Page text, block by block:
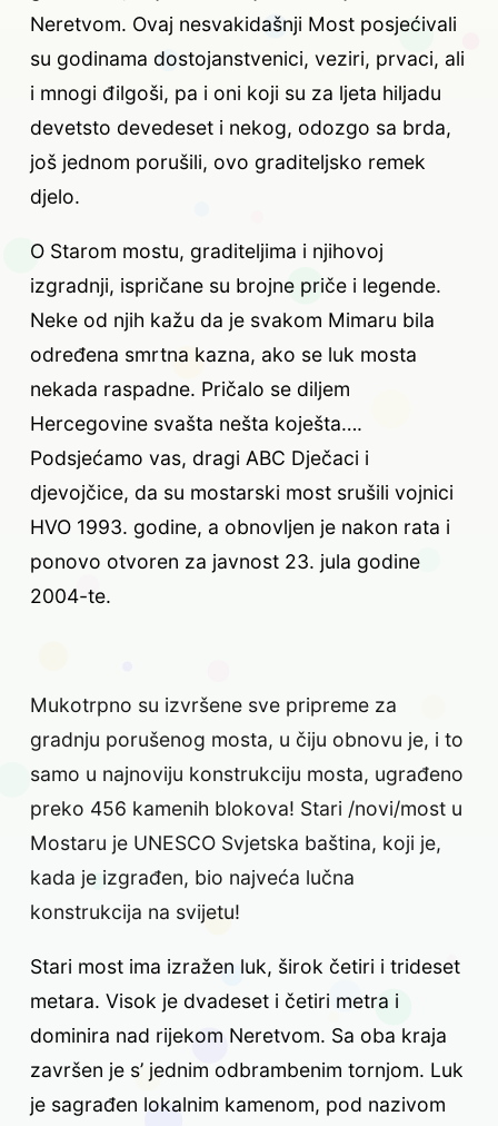
Neretvom. Ovaj nesvakidašnji Most posjećivali
su godinama dostojanstvenici, veziri, prvaci, ali
i mnogi đilgoši, pa i oni koji su za ljeta hiljadu
devetsto devedeset i nekog, odozgo sa brda,
još jednom porušili, ovo graditeljsko remek
djelo.
O Starom mostu, graditeljima i njihovoj
izgradnji, ispričane su brojne priče i legende.
Neke od njih kažu da je svakom Mimaru bila
određena smrtna kazna, ako se luk mosta
nekada raspadne. Pričalo se diljem
Hercegovine svašta nešta koješta….
Podsjećamo vas, dragi ABC Dječaci i
djevojčice, da su mostarski most srušili vojnici
HVO 1993. godine, a obnovljen je nakon rata i
ponovo otvoren za javnost 23. jula godine
2004-te.
Mukotrpno su izvršene sve pripreme za
gradnju porušenog mosta, u čiju obnovu je, i to
samo u najnoviju konstrukciju mosta, ugrađeno
preko 456 kamenih blokova! Stari /novi/most u
Mostaru je UNESCO Svjetska baština, koji je,
kada je izgrađen, bio najveća lučna
konstrukcija na svijetu!
Stari most ima izražen luk, širok četiri i trideset
metara. Visok je dvadeset i četiri metra i
dominira nad rijekom Neretvom. Sa oba kraja
završen je s’ jednim odbrambenim tornjom. Luk
je sagrađen lokalnim kamenom, pod nazivom